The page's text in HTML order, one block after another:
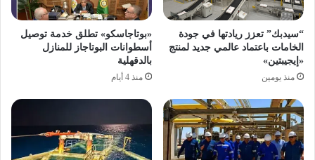
“سيدبك” تعزز ريادتها في جودة
الخامات باعتماد عالمي جديد لمنتج
«إيجيبتين»
منذ يومين
«بوتاجاسكو» تطلق خدمة توصيل
أسطوانات البوتاجاز للمنازل
بالدقهلية
منذ 4 أيام